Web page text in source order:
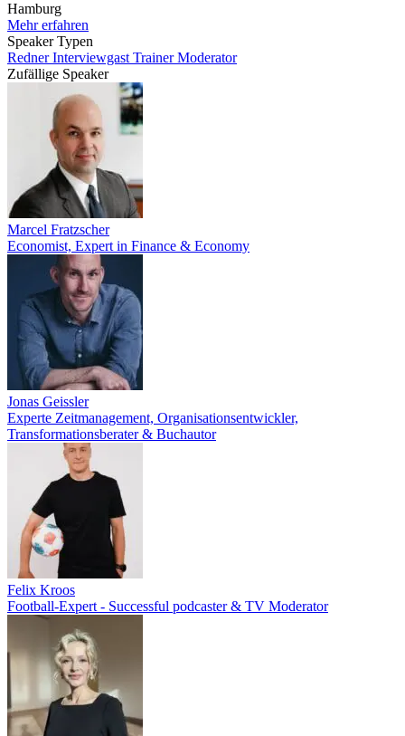
Hamburg
Mehr erfahren
Speaker Typen
RednerInterviewgast TrainerModerator
Zufällige Speaker
Marcel Fratzscher
Economist, Expert in Finance & Economy
Jonas Geissler
Experte Zeitmanagement, Organisationsentwickler,
Transformationsberater & Buchautor
Felix Kroos
Football-Expert - Successful podcaster & TV Moderator